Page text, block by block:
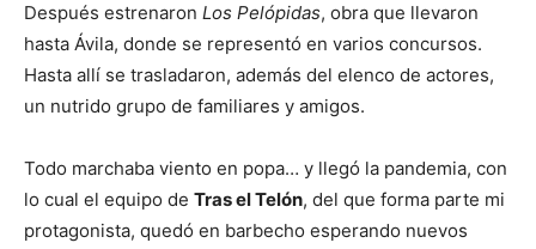
Después estrenaron Los Pelópidas, obra que llevaron
hasta Ávila, donde se representó en varios concursos.
Hasta allí se trasladaron, además del elenco de actores,
un nutrido grupo de familiares y amigos.
Todo marchaba viento en popa… y llegó la pandemia, con
lo cual el equipo de Tras el Telón, del que forma parte mi
protagonista, quedó en barbecho esperando nuevos